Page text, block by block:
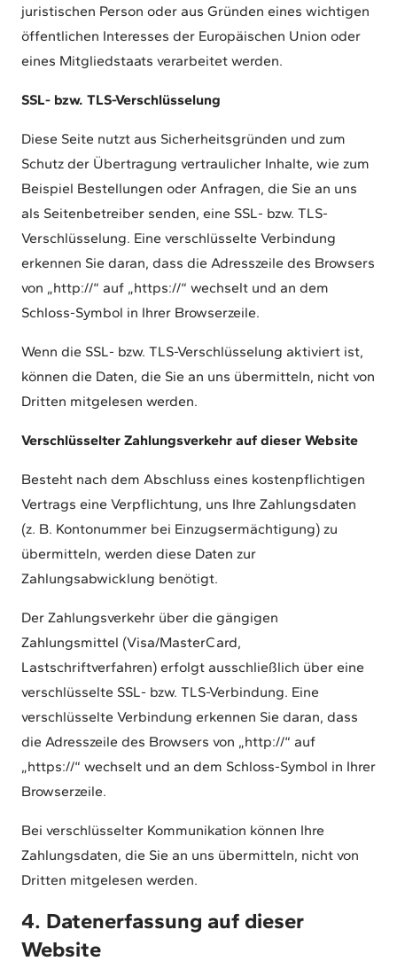
juristischen Person oder aus Gründen eines wichtigen
öffentlichen Interesses der Europäischen Union oder
eines Mitgliedstaats verarbeitet werden.
SSL- bzw. TLS-Verschlüsselung
Diese Seite nutzt aus Sicherheitsgründen und zum
Schutz der Übertragung vertraulicher Inhalte, wie zum
Beispiel Bestellungen oder Anfragen, die Sie an uns
als Seitenbetreiber senden, eine SSL- bzw. TLS-
Verschlüsselung. Eine verschlüsselte Verbindung
erkennen Sie daran, dass die Adresszeile des Browsers
von „http://“ auf „https://“ wechselt und an dem
Schloss-Symbol in Ihrer Browserzeile.
Wenn die SSL- bzw. TLS-Verschlüsselung aktiviert ist,
können die Daten, die Sie an uns übermitteln, nicht von
Dritten mitgelesen werden.
Verschlüsselter Zahlungsverkehr auf dieser Website
Besteht nach dem Abschluss eines kostenpflichtigen
Vertrags eine Verpflichtung, uns Ihre Zahlungsdaten
(z. B. Kontonummer bei Einzugsermächtigung) zu
übermitteln, werden diese Daten zur
Zahlungsabwicklung benötigt.
Der Zahlungsverkehr über die gängigen
Zahlungsmittel (Visa/MasterCard,
Lastschriftverfahren) erfolgt ausschließlich über eine
verschlüsselte SSL- bzw. TLS-Verbindung. Eine
verschlüsselte Verbindung erkennen Sie daran, dass
die Adresszeile des Browsers von „http://“ auf
„https://“ wechselt und an dem Schloss-Symbol in Ihrer
Browserzeile.
Bei verschlüsselter Kommunikation können Ihre
Zahlungsdaten, die Sie an uns übermitteln, nicht von
Dritten mitgelesen werden.
4. Datenerfassung auf dieser
Website